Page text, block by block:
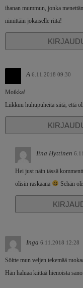
ihanan mummun, jonka
nimittäin jokaiselle riitä!
A 6.11.2018 09:30
Moikka!
Liikkuu huhupuheita siitä, että
Iina Hyttinen
Hei just näin tässä
olisin raskaana
Sehän
Inga 6.11.2018 12:28
Söitte mun veljen tekemää
Hän haluaa kiittää hienoista